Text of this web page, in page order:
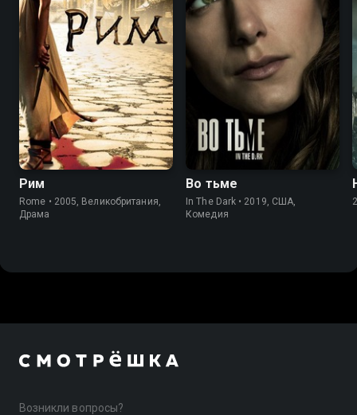
8.4 8.7
Рим
Rome • 2005, Великобритания,
Драма
7.4 7.5
Во тьме
In The Dark • 2019, США,
Комедия
Возникли вопросы?